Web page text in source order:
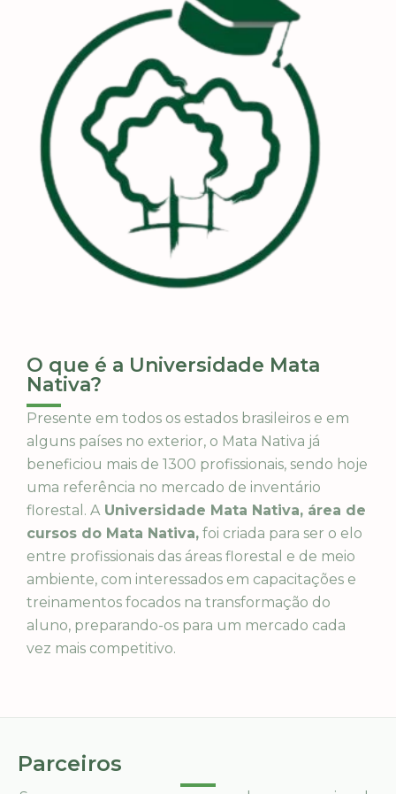
O que é a Universidade Mata
Nativa?
Presente em todos os estados brasileiros e em
alguns países no exterior, o Mata Nativa já
beneficiou mais de 1300 profissionais, sendo hoje
uma referência no mercado de inventário
florestal. AUniversidade Mata Nativa, área de
cursos do Mata Nativa, foi criada para ser o elo
entre profissionais das áreas florestal e de meio
ambiente, com interessados em capacitações e
treinamentos focados na transformação do
aluno, preparando-os para um mercado cada
vez mais competitivo.
Parceiros